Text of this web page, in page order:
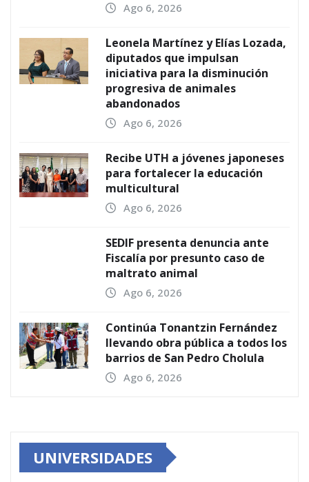
Ago 6, 2026
Leonela Martínez y Elías Lozada,
diputados que impulsan
iniciativa para la disminución
progresiva de animales
abandonados
Ago 6, 2026
Recibe UTH a jóvenes japoneses
para fortalecer la educación
multicultural
Ago 6, 2026
SEDIF presenta denuncia ante
Fiscalía por presunto caso de
maltrato animal
Ago 6, 2026
Continúa Tonantzin Fernández
llevando obra pública a todos los
barrios de San Pedro Cholula
Ago 6, 2026
UNIVERSIDADES